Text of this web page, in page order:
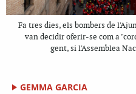
Fa tres dies, els bombers de
van decidir oferir-se com a
gent, si l'Assemblea
GEMMA GARCIA